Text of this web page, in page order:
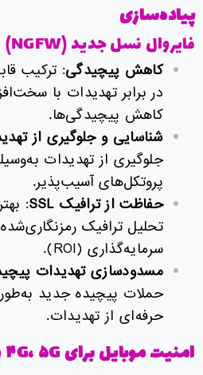
پیاده‌سازی
فایروال نسل جدید (NGFW)
کاهش پیچیدگی: ترکیب
در برابر تهدیدات با
کاهش پیچیدگی‌ها.
شناسایی و جلوگیری از
جلوگیری از تهدیدات
پروتکل‌های آسیب‌پذیر.
حفاظت از ترافیک SSL
:
سرمایه‌گذاری (ROI).
مسدودسازی تهدیدات
حملات پیچیده جدید
حرفه‌ای از تهدیدات.
امنیت موبایل برای ۴G، ۵G و IoT